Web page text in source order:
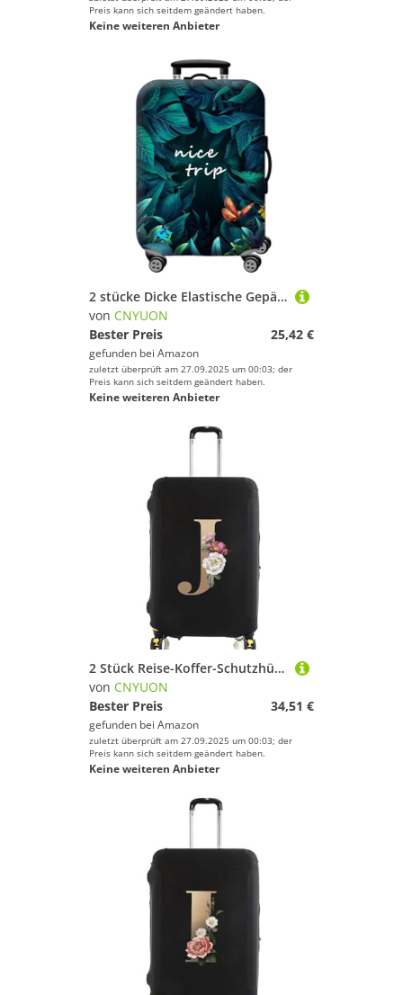
Preis kann sich seitdem geändert haben.
Keine weiteren Anbieter
2 stücke Dicke Elastische Gepäck Schutzhülle Zipper Anzug for Tasche Koffer Abdeckungen Trolley Abdeckung Reise Zubehör(Green,M)
von CNYUON
Bester Preis
25,42 €
gefunden bei Amazon
zuletzt überprüft am 27.09.2025 um 00:03; der
Preis kann sich seitdem geändert haben.
Keine weiteren Anbieter
2 Stück Reise-Koffer-Schutzhüllen, dick, elastisch, Gepäckschutz for 45,7-71,1 cm Gepäck, Reisetasche, goldfarbener Buchstabe Bedruckt(Black J,XL)
von CNYUON
Bester Preis
34,51 €
gefunden bei Amazon
zuletzt überprüft am 27.09.2025 um 00:03; der
Preis kann sich seitdem geändert haben.
Keine weiteren Anbieter